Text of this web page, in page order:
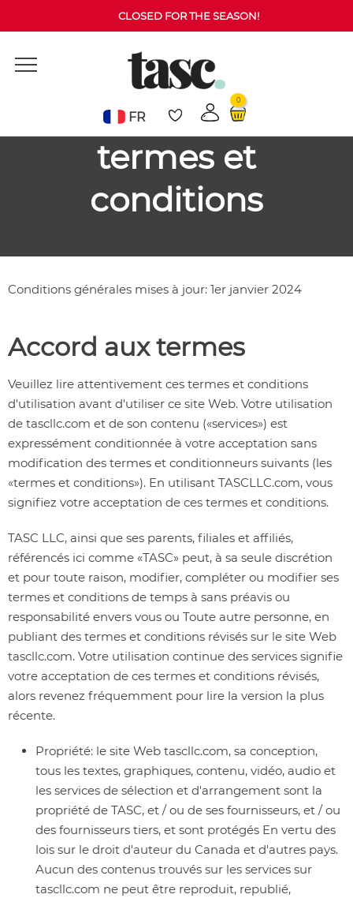
CLOSED FOR THE SEASON!
FR
0
termes et
conditions
Conditions générales mises à jour: 1er janvier 2024
Accord aux termes
Veuillez lire attentivement ces termes et conditions
d'utilisation avant d'utiliser ce site Web. Votre utilisation
de tascllc.com et de son contenu («services») est
expressément conditionnée à votre acceptation sans
modification des termes et conditionneurs suivants (les
«termes et conditions»). En utilisant TASCLLC.com, vous
signifiez votre acceptation de ces termes et conditions.
TASC LLC, ainsi que ses parents, filiales et affiliés,
référencés ici comme «TASC» peut, à sa seule discrétion
et pour toute raison, modifier, compléter ou modifier ses
termes et conditions de temps à sans préavis ou
responsabilité envers vous ou Toute autre personne, en
publiant des termes et conditions révisés sur le site Web
tascllc.com. Votre utilisation continue des services signifie
votre acceptation de ces termes et conditions révisés,
alors revenez fréquemment pour lire la version la plus
récente.
Propriété: le site Web tascllc.com, sa conception,
tous les textes, graphiques, contenu, vidéo, audio et
les services de sélection et d'arrangement sont la
propriété de TASC, et / ou de ses fournisseurs, et / ou
des fournisseurs tiers, et sont protégés En vertu des
lois sur le droit d'auteur du Canada et d'autres pays.
Aucun des contenus trouvés sur les services sur
tascllc.com ne peut être reproduit, republié,